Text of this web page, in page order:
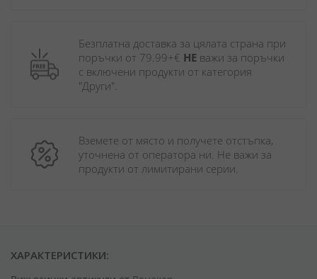
Безплатна доставка за цялата страна при
поръчки от 79.99+€ НЕ важи за поръчки
с включени продукти от категория
"Други".
Вземете от място и получете отстъпка,
уточнена от оператора ни. Не важи за
продукти от лимитирани серии.
ХАРАКТЕРИСТИКИ: